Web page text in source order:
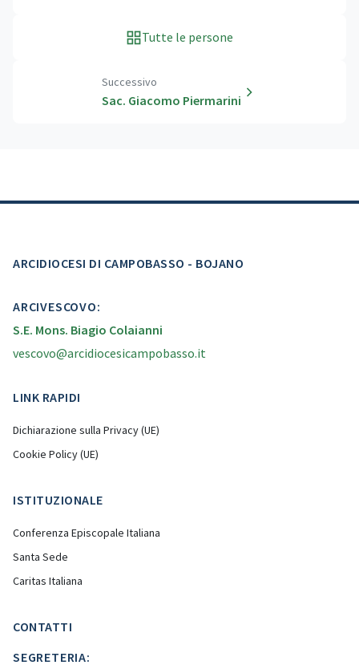
Tutte le persone
Successivo
Sac. Giacomo Piermarini
ARCIDIOCESI DI CAMPOBASSO - BOJANO
ARCIVESCOVO:
S.E. Mons. Biagio Colaianni
vescovo@arcidiocesicampobasso.it
LINK RAPIDI
Dichiarazione sulla Privacy (UE)
Cookie Policy (UE)
ISTITUZIONALE
Conferenza Episcopale Italiana
Santa Sede
Caritas Italiana
CONTATTI
SEGRETERIA: